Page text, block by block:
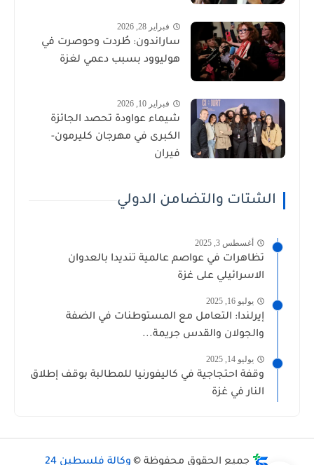
فبراير 28, 2026
ساراندون: طُردت وحوصرت في
هوليوود بسبب دعمي لغزة
فبراير 10, 2026
شيماء عواودة تحصد الجائزة
الكبرى في مهرجان كليرمون-
فيران
الشتات والتضامن الدولي
أغسطس 3, 2025
تظاهرات في عواصم عالمية تنديدا بالعدوان
الاسرائيلي على غزة
يوليو 16, 2025
إيرلندا: التعامل مع المستوطنات في الضفة
والجولان والقدس جريمة...
يوليو 14, 2025
وقفة احتجاجية في كاليفورنيا للمطالبة بوقف إطلاق
النار في غزة
جميع الحقوق محفوظة © وكالة فلسطين 24